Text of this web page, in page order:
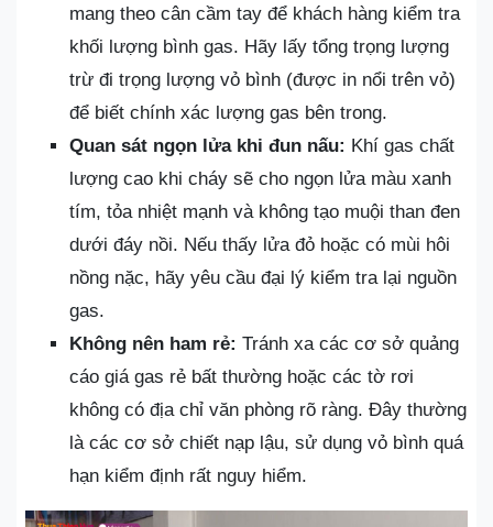
mang theo cân cầm tay để khách hàng kiểm tra
khối lượng bình gas. Hãy lấy tổng trọng lượng
trừ đi trọng lượng vỏ bình (được in nổi trên vỏ)
để biết chính xác lượng gas bên trong.
Quan sát ngọn lửa khi đun nấu: Khí gas chất
lượng cao khi cháy sẽ cho ngọn lửa màu xanh
tím, tỏa nhiệt mạnh và không tạo muội than đen
dưới đáy nồi. Nếu thấy lửa đỏ hoặc có mùi hôi
nồng nặc, hãy yêu cầu đại lý kiểm tra lại nguồn
gas.
Không nên ham rẻ: Tránh xa các cơ sở quảng
cáo giá gas rẻ bất thường hoặc các tờ rơi
không có địa chỉ văn phòng rõ ràng. Đây thường
là các cơ sở chiết nạp lậu, sử dụng vỏ bình quá
hạn kiểm định rất nguy hiểm.